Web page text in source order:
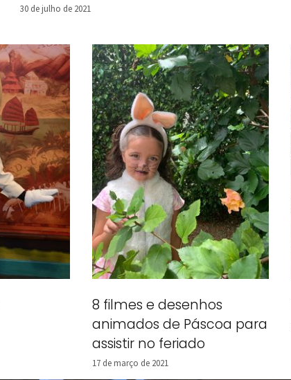
30 de julho de 2021
8 filmes e desenhos
animados de Páscoa para
assistir no feriado
17 de março de 2021